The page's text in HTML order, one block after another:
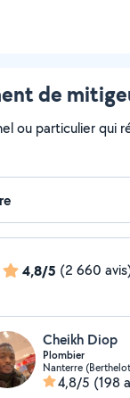
de
ou particulier
4,8/5 (2 660
Cheikh Diop
Plombier
Nanterre
4,8/5 (198